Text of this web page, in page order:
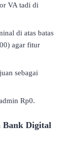
VA tadi di
di atas batas
agar fitur
sebagai
Rp0.
Bank Digital